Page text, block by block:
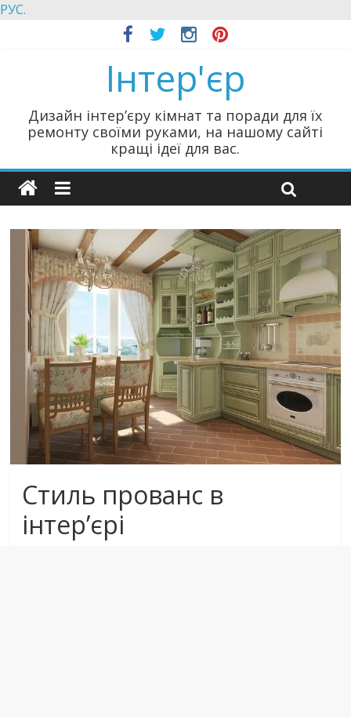
РУС.
Інтер'єр
Дизайн інтер’єру кімнат та поради для їх
ремонту своїми руками, на нашому сайті
кращі ідеї для вас.
Стиль прованс в
інтер’єрі